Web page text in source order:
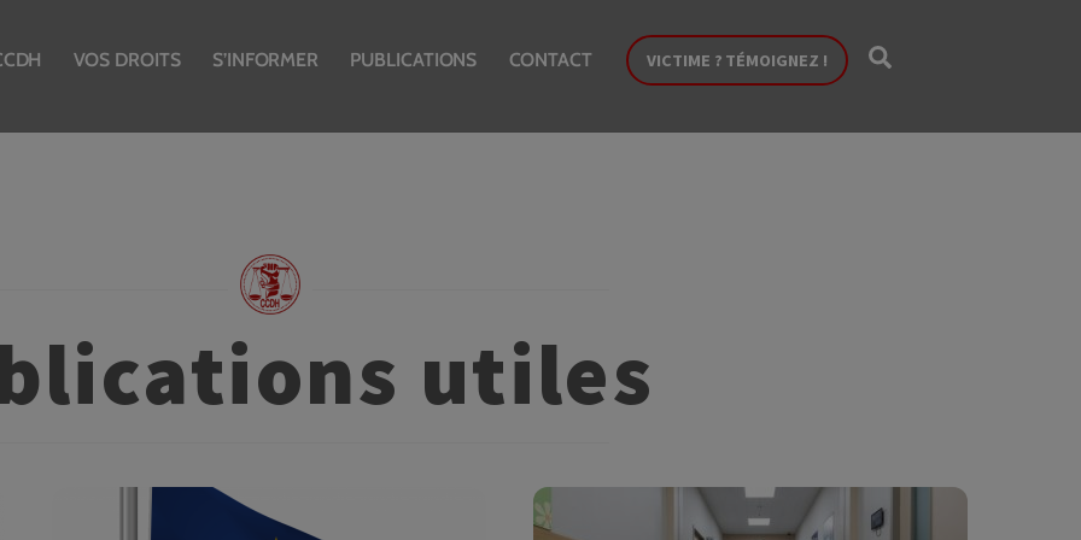
VOS DROITS S’INFORMER PUBLICATIONS CONTACT VICTIME ? TÉMOIGNEZ !
utiles